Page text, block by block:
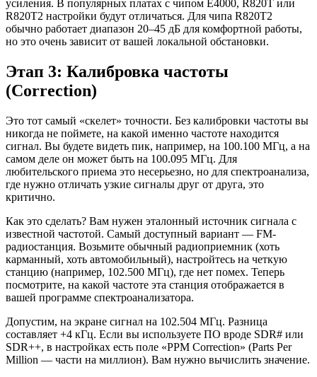
усиления. В популярных платах с чипом E4000, R820T или
R820T2 настройки будут отличаться. Для чипа R820T2
обычно работает диапазон 20–45 дБ для комфортной работы,
но это очень зависит от вашей локальной обстановки.
Этап 3: Калибровка частоты
(Correction)
Это тот самый «скелет» точности. Без калибровки частоты вы
никогда не поймете, на какой именно частоте находится
сигнал. Вы будете видеть пик, например, на 100.100 МГц, а на
самом деле он может быть на 100.095 МГц. Для
любительского приема это несерьезно, но для спектроанализа,
где нужно отличать узкие сигналы друг от друга, это
критично.
Как это сделать? Вам нужен эталонный источник сигнала с
известной частотой. Самый доступный вариант — FM-
радиостанция. Возьмите обычный радиоприемник (хоть
карманный, хоть автомобильный), настройтесь на четкую
станцию (например, 102.500 МГц), где нет помех. Теперь
посмотрите, на какой частоте эта станция отображается в
вашей программе спектроанализатора.
Допустим, на экране сигнал на 102.504 МГц. Разница
составляет +4 кГц. Если вы используете ПО вроде SDR# или
SDR++, в настройках есть поле «PPM Correction» (Parts Per
Million — части на миллион). Вам нужно вычислить значение.